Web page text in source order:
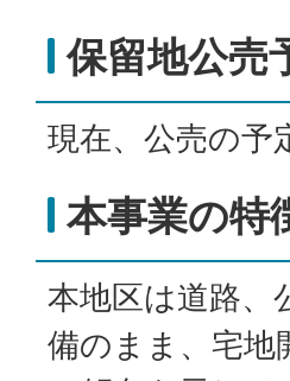
保留地公売
現在、公売の予
本事業の特
本地区は道路、
備のまま、宅地